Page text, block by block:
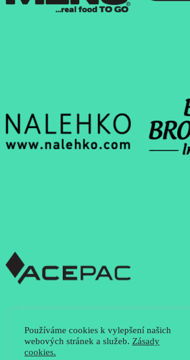
Používáme cookies k vylepšení našich
webových stránek a služeb. Zásady
cookies.